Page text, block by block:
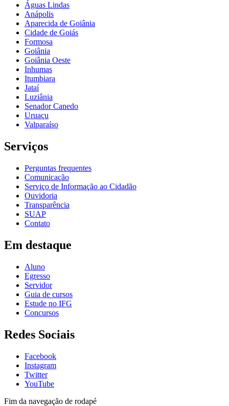
Águas Lindas
Anápolis
Aparecida de Goiânia
Cidade de Goiás
Formosa
Goiânia
Goiânia Oeste
Inhumas
Itumbiara
Jataí
Luziânia
Senador Canedo
Uruaçu
Valparaíso
Serviços
Perguntas frequentes
Comunicação
Serviço de Informação ao Cidadão
Ouvidoria
Transparência
SUAP
Contato
Em destaque
Aluno
Egresso
Servidor
Guia de cursos
Estude no IFG
Concursos
Redes Sociais
Facebook
Instagram
Twitter
YouTube
Fim da navegação de rodapé